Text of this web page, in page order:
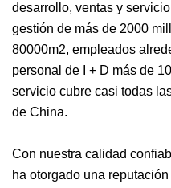
desarrollo, ventas y
gestión de más de 2000
80000m2, empleados
personal de I + D más de
servicio cubre casi todas
de China.
Con nuestra calidad
ha otorgado una